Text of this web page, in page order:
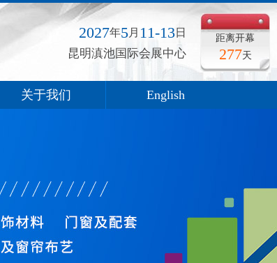
距离开幕
277天
2027年5月 11-13日
昆明滇池国际会展中心
关于我们 English